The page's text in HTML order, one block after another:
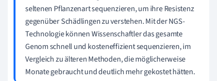
seltenen Pflanzenart sequenzieren, um ihre Resistenz
gegenüber Schädlingen zu verstehen. Mit der NGS-
Technologie können Wissenschaftler das gesamte
Genom schnell und kosteneffizient sequenzieren, im
Vergleich zu älteren Methoden, die möglicherweise
Monate gebraucht und deutlich mehr gekostet hätten.